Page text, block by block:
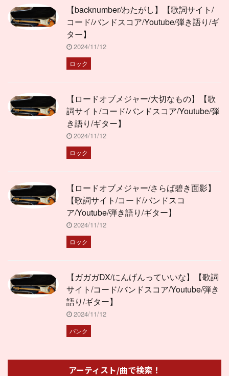
【backnumber/わたがし】【歌詞サイト/
コード/バンドスコア/Youtube/弾き語り/ギ
ター】
2024/11/12
ロック
【ロードオブメジャー/大切なもの】【歌
詞サイト/コード/バンドスコア/Youtube/弾
き語り/ギター】
2024/11/12
ロック
【ロードオブメジャー/さらば碧き面影】
【歌詞サイト/コード/バンドスコ
ア/Youtube/弾き語り/ギター】
2024/11/12
ロック
【ガガガDX/にんげんっていいな】【歌詞
サイト/コード/バンドスコア/Youtube/弾き
語り/ギター】
2024/11/12
パンク
アーティスト/曲で検索！